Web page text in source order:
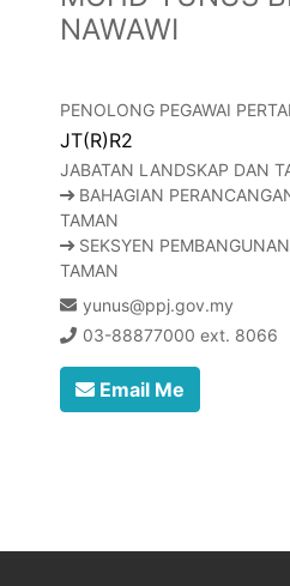
NAWAWI
PENOLONG PEGAWAI
JT(R)R2
JABATAN LANDSKAP DAN
BAHAGIAN
TAMAN
SEKSYEN
TAMAN
yunus@ppj.gov.my
03-88877000 ext. 8066
Email Me